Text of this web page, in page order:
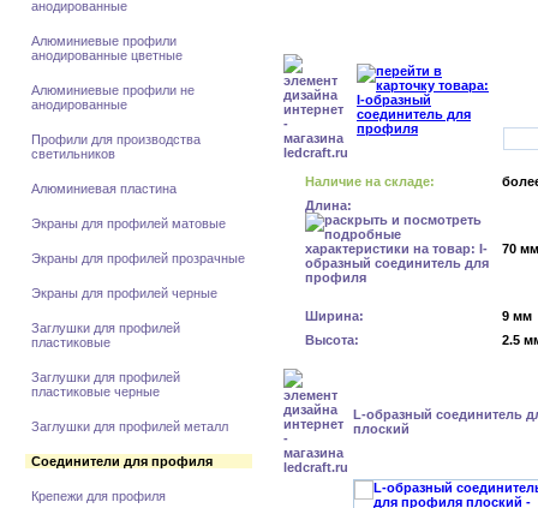
анодированные
Алюминиевые профили
анодированные цветные
Алюминиевые профили не
анодированные
Профили для производства
светильников
Алюминиевая пластина
Экраны для профилей матовые
Экраны для профилей прозрачные
Экраны для профилей черные
Заглушки для профилей
пластиковые
Заглушки для профилей
пластиковые черные
Заглушки для профилей металл
Соединители для профиля
Крепежи для профиля
Наличие на складе:
Длина:
70 мм
Ширина:
9 мм
Высота:
2.5
L-образный соединитель
плоский